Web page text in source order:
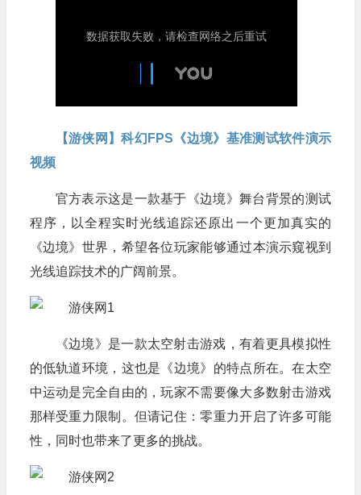
【游侠网】科幻FPS《边境》基准测试软件演示
视频
官方表示这是一款基于《边境》舞台背景的测试
程序，以全程实时光线追踪还原出一个更加真实的
《边境》世界，希望各位玩家能够通过本演示窥视到
光线追踪技术的广阔前景。
《边境》是一款太空射击游戏，有着更具模拟性
的低轨道环境，这也是《边境》的特点所在。在太空
中运动是完全自由的，玩家不需要像大多数射击游戏
那样受重力限制。但请记住：零重力开启了许多可能
性，同时也带来了更多的挑战。